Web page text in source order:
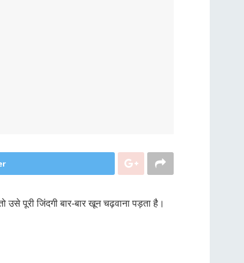
उसे पूरी जिंदगी बार-बार खून चढ़वाना पड़ता है।